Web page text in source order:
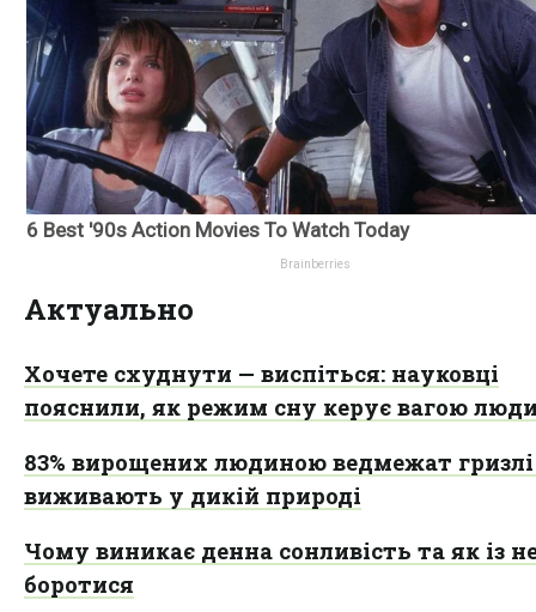
Актуально
Хочете схуднути — виспіться: науковці
пояснили, як режим сну керує вагою
83% вирощених людиною ведмежат
виживають у дикій природі
Чому виникає денна сонливість та як із
боротися